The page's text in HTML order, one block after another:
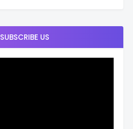
SUBSCRIBE US